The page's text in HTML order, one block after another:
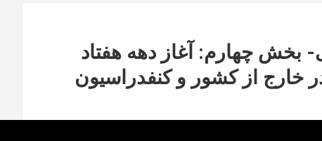
بخش چهارم: آغاز دهه هفتاد
خارج از کشور و کنفدراسیون